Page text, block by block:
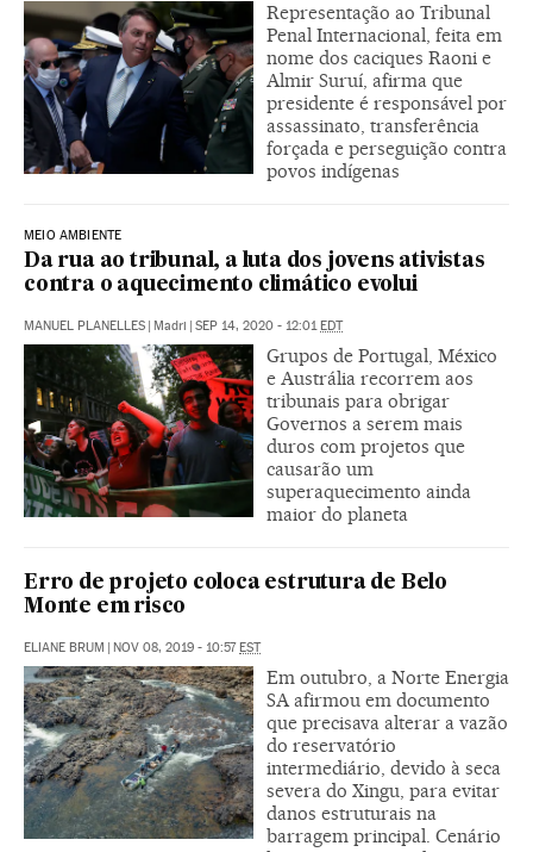
Representação ao Tribunal
Penal Internacional, feita em
nome dos caciques Raoni e
Almir Suruí, afirma que
presidente é responsável por
assassinato, transferência
forçada e perseguição contra
povos indígenas
MEIO AMBIENTE
Da rua ao tribunal, a luta dos jovens ativistas
contra o aquecimento climático evolui
MANUEL PLANELLES | Madri | SEP 14, 2020 - 12:01EDT
Grupos de Portugal, México
e Austrália recorrem aos
tribunais para obrigar
Governos a serem mais
duros com projetos que
causarão um
superaquecimento ainda
maior do planeta
Erro de projeto coloca estrutura de Belo
Monte em risco
ELIANE BRUM | NOV 08, 2019 - 10:57EST
Em outubro, a Norte Energia
SA afirmou em documento
que precisava alterar a vazão
do reservatório
intermediário, devido à seca
severa do Xingu, para evitar
danos estruturais na
barragem principal. Cenário